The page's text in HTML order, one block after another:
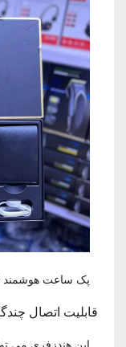
پک ساعت هوشمند Haino Teko GP-9
قابلیت اتصال چندگانه: